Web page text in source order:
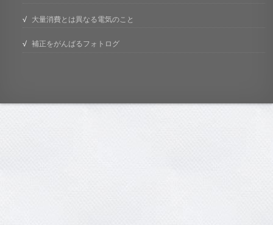
大量消費とは異なる電気のこと
補正をがんばるフォトログ